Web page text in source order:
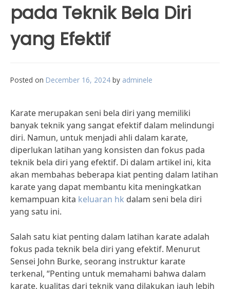
pada Teknik Bela Diri
yang Efektif
Posted on December 16, 2024 by adminele
Karate merupakan seni bela diri yang memiliki
banyak teknik yang sangat efektif dalam melindungi
diri. Namun, untuk menjadi ahli dalam karate,
diperlukan latihan yang konsisten dan fokus pada
teknik bela diri yang efektif. Di dalam artikel ini, kita
akan membahas beberapa kiat penting dalam latihan
karate yang dapat membantu kita meningkatkan
kemampuan kita keluaran hk dalam seni bela diri
yang satu ini.
Salah satu kiat penting dalam latihan karate adalah
fokus pada teknik bela diri yang efektif. Menurut
Sensei John Burke, seorang instruktur karate
terkenal, “Penting untuk memahami bahwa dalam
karate, kualitas dari teknik yang dilakukan jauh lebih